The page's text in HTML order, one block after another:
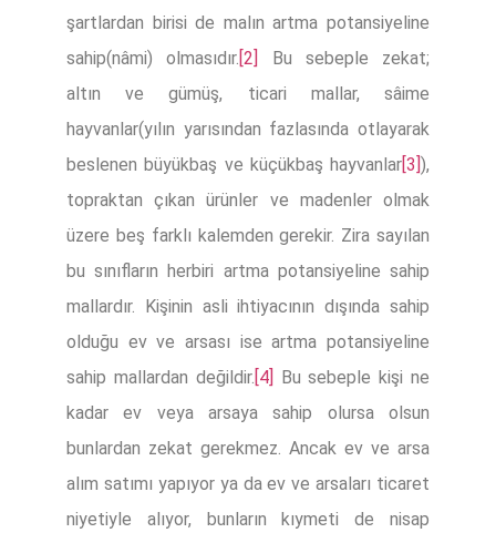
şartlardan birisi de malın artma potansiyeline
sahip(nâmi) olmasıdır. [2]
Bu sebeple zekat;
altın ve gümüş, ticari mallar, sâime
hayvanlar(yılın yarısından fazlasında otlayarak
beslenen büyükbaş ve küçükbaş hayvanlar [3] ),
topraktan çıkan ürünler ve madenler olmak
üzere beş farklı kalemden gerekir. Zira sayılan
bu sınıfların herbiri artma potansiyeline sahip
mallardır. Kişinin asli ihtiyacının dışında sahip
olduğu ev ve arsası ise artma potansiyeline
sahip mallardan değildir. [4]
Bu sebeple kişi ne
kadar ev veya arsaya sahip olursa olsun
bunlardan zekat gerekmez. Ancak ev ve arsa
alım satımı yapıyor ya da ev ve arsaları ticaret
niyetiyle alıyor, bunların kıymeti de nisap